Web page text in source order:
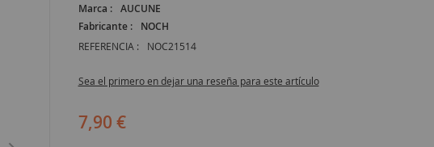
Marca :
AUCUNE
Fabricante :
NOCH
REFERENCIA : NOC21514
Sea el primero en dejar una reseña para este artículo
7,90 €